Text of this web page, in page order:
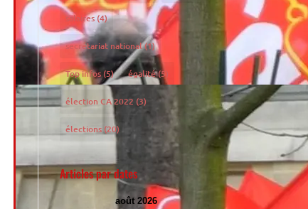
salaires(4)
secrétariat national(1)
Top infos(5) égalité(5)
élection CA 2022 (3)
élections(20)
Articles par dates
août 2026